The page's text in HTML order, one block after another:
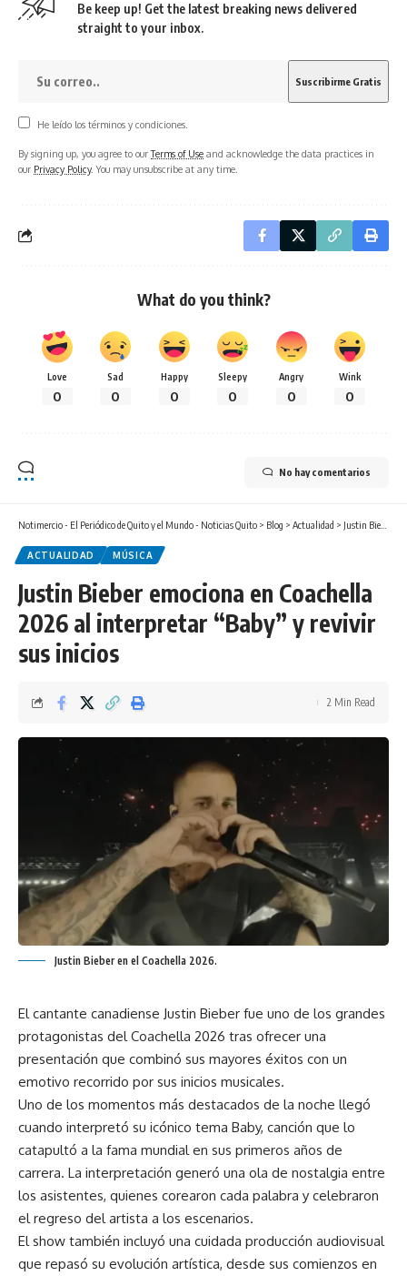
Be keep up! Get the latest breaking news delivered
straight to your inbox.
He leído los términos y condiciones.
By signing up, you agree to ourTerms of Use and acknowledge the data practices in
our Privacy Policy. You may unsubscribe at any time.
What do you think?
Love
0
Sad
0
Happy
0
Sleepy
0
Angry
0
Wink
0
No hay comentarios
Notimercio - El Periódico de Quito y el Mundo - Noticias Quito > Blog > Actualidad > Justin Bieber emociona en Coachella 2026 al interpretar “Baby” y revivir sus inicios
ACTUALIDAD MÚSICA
Justin Bieber emociona en Coachella
2026 al interpretar “Baby” y revivir
sus inicios
2 Min Read
Justin Bieber en el Coachella 2026.
El cantante canadiense Justin Bieber fue uno de los grandes
protagonistas del Coachella 2026 tras ofrecer una
presentación que combinó sus mayores éxitos con un
emotivo recorrido por sus inicios musicales.
Uno de los momentos más destacados de la noche llegó
cuando interpretó su icónico tema Baby, canción que lo
catapultó a la fama mundial en sus primeros años de
carrera. La interpretación generó una ola de nostalgia entre
los asistentes, quienes corearon cada palabra y celebraron
el regreso del artista a los escenarios.
El show también incluyó una cuidada producción audiovisual
que repasó su evolución artística, desde sus comienzos en